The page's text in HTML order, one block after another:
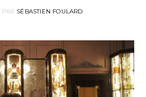
PAR SÉBASTIEN FOULARD